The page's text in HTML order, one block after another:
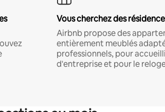
Vous cherchez des
Airbnb propose des
entièrement meublés
professionnels, pour
d'entreprise et pour le